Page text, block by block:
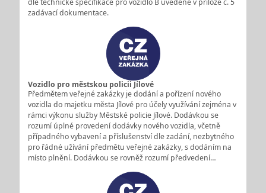
zadávací dokumentace.
Vozidlo pro městskou policii Jílové
Předmětem veřejné zakázky je dodání a pořízení nového
vozidla do majetku města Jílové pro účely využívání zejména v
rámci výkonu služby Městské policie Jílové. Dodávkou se
rozumí úplné provedení dodávky nového vozidla, včetně
případného vybavení a příslušenství dle zadání, nezbytného
pro řádné užívání předmětu veřejné zakázky, s dodáním na
místo plnění. Dodávkou se rovněž rozumí předvedení…